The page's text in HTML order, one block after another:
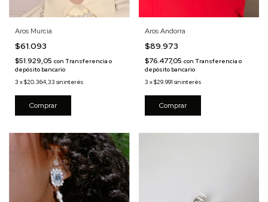
Aros Murcia
$61.093
$51.929,05 con Transferencia o
depósito bancario
3 x$20.364,33 sin interés
Aros Andorra
$89.973
$76.477,05 con Transferencia o
depósito bancario
3 x$29.991 sin interés